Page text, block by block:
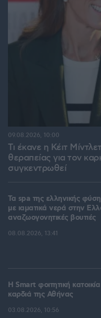
Τι έκανε η Κέιτ
θεραπείας για τον
συγκεντρωθεί
09.08.2026, 10:00
Τα spa της ελληνικής
με ιαματικά νερά στην
αναζωογονητικές βουτιές
08.08.2026, 13:41
Η Smart φοιτητική
καρδιά της Αθήνας
03.08.2026, 10:56